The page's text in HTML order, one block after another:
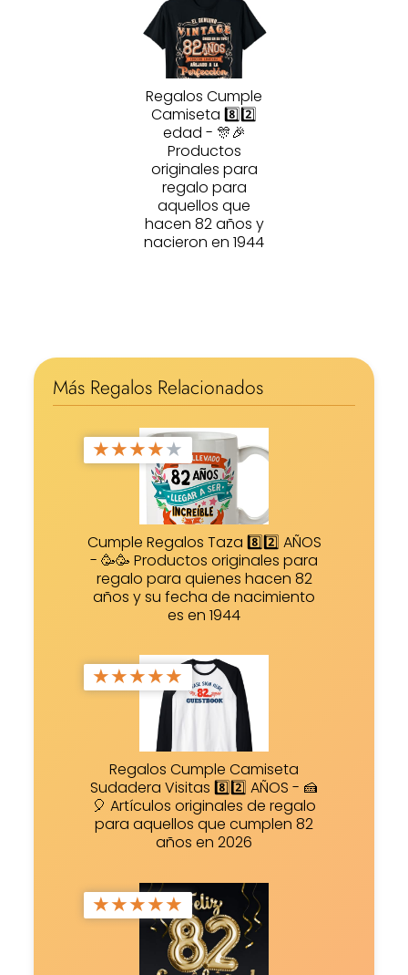
Regalos Cumple
Camiseta 8️⃣2️⃣
edad - 🎊🎉
Productos
originales para
regalo para
aquellos que
hacen 82 años y
nacieron en 1944
Más Regalos Relacionados
★★★★★
Cumple Regalos Taza 8️⃣2️⃣ AÑOS
- 🥳🥳 Productos originales para
regalo para quienes hacen 82
años y su fecha de nacimiento
es en 1944
★★★★★
Regalos Cumple Camiseta
Sudadera Visitas 8️⃣2️⃣ AÑOS - 🍰
🎈 Artículos originales de regalo
para aquellos que cumplen 82
años en 2026
★★★★★